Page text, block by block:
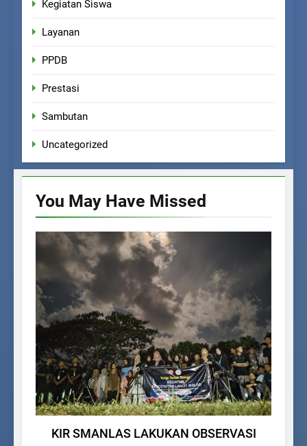
Kegiatan Siswa
Layanan
PPDB
Prestasi
Sambutan
Uncategorized
You May Have Missed
KEGIATAN SISWA
KIR SMANLAS LAKUKAN OBSERVASI